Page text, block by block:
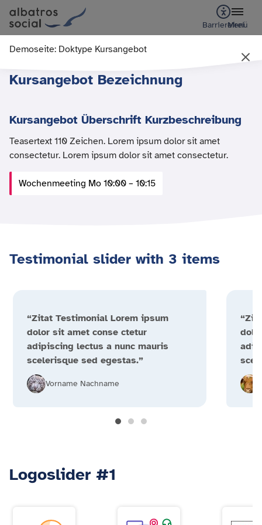
Barrierefrei
Menü
Demoseite: Doktype Kursangebot
Kursangebot Bezeichnung
Kursangebot Überschrift Kurzbeschreibung
Teasertext 110 Zeichen. Lorem ipsum dolor sit amet
consectetur. Lorem ipsum dolor sit amet consectetur.
Wochenmeeting Mo 10:00 – 10:15
Testimonial slider with 3 items
“Zitat Testimonial Lorem ipsum
dolor sit amet conse ctetur
adipiscing lectus a nunc mauris
scelerisque sed egestas.”
Vorname Nachname
Logoslider #1